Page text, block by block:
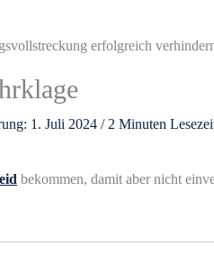
1. Juli 2024 / 2 Minuten
bekommen, damit aber nicht